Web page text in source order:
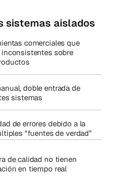
comerciales que
sobre
doble entrada de
sistemas
de errores debido a la
“fuentes de verdad”
de calidad no tienen
en tiempo real
sistemas aislados